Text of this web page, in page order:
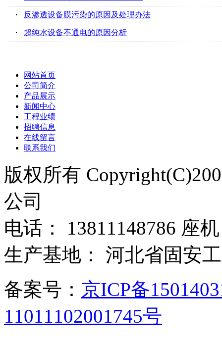
· 反渗透设备膜污染的原因及处理办法
· 超纯水设备不通电的原因分析
网站首页
公司简介
产品展示
新闻中心
工程业绩
招聘信息
在线留言
联系我们
版权所有
公司
电话： 13811148786 座
生产基地： 河北省固
备案号： 京ICP备
11011102001745号